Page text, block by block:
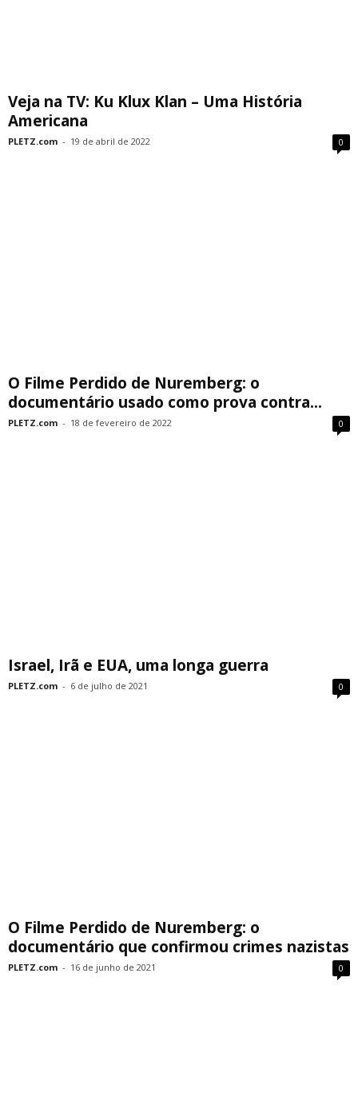
Veja na TV: Ku Klux Klan – Uma História
Americana
PLETZ.com - 19 de abril de 2022 0
O Filme Perdido de Nuremberg: o
documentário usado como prova contra...
PLETZ.com - 18 de fevereiro de 2022 0
Israel, Irã e EUA, uma longa guerra
PLETZ.com - 6 de julho de 2021 0
O Filme Perdido de Nuremberg: o
documentário que confirmou crimes nazistas
PLETZ.com - 16 de junho de 2021 0